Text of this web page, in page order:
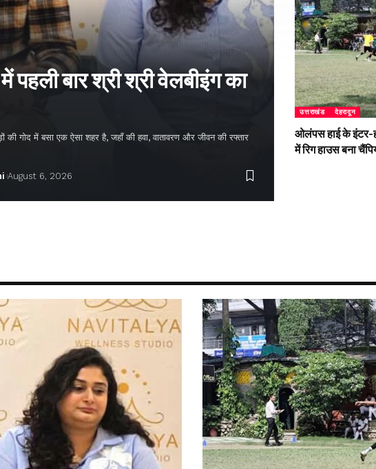
पहली बार श्री श्री वेलबीइंग का
की गोद में बसा एक ऐसा शहर है, जहाँ की हवा, वातावरण और जीवन की रफ्तार
August 6, 2026
उत्तराखंड देहरादून
ओलंपस हाई के इंटर-
में रिग हाउस बना